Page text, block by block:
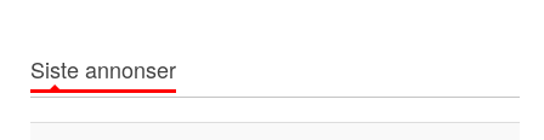
Siste annonser